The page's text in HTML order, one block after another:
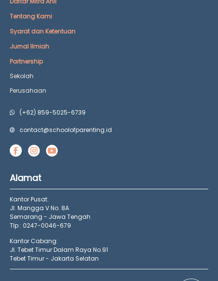
Tentang Kami
Syarat dan Ketentuan
Jurnal Ilmiah
Partnership
Sekolah
Perusahaan
(+62) 859-5025-6739
contact@schoolofparenting.id
Alamat
Kantor Pusat:
Jl. Mangga V No. 8A
Semarang - Jawa Tengah
Tlp : 0247-0046-679
Kantor Cabang:
Jl. Tebet Timur Dalam Raya No.91
Tebet Timur - Jakarta Selatan